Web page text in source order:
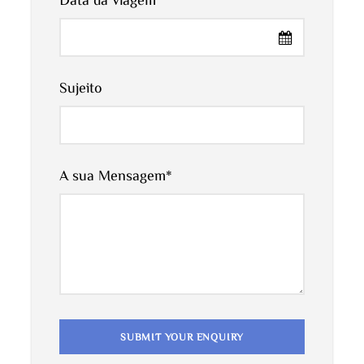
Sujeito
A sua Mensagem*
rosas em Kelaat M’gouna, famoso pelas suas
Skoura. Fazer o check-in no hotel e desfrutar de
Dia 2: Boumalne Dades >> Desfiladeiro Todra >>
Erfoud >> Passeio de Camelo >> Campo no Deserto
(246km)
para tirar algumas fotografias. Depois, partimos em